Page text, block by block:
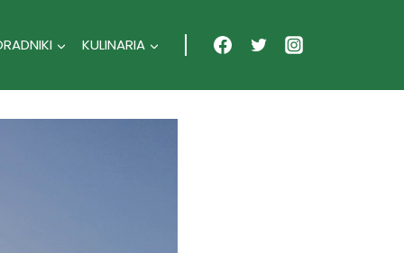
KULINARIA